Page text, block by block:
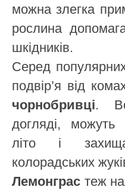
можна злегка
рослина
шкідників.
Серед
подвір’я від
чорнобривці.
догляді, можуть
літо і
колорадських
Лемонграс теж